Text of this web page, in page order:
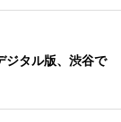
ジタル版、渋谷で